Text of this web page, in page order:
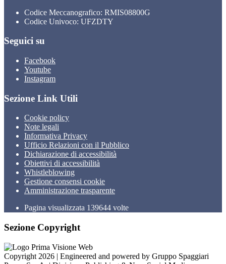
Codice Meccanografico: RMIS08800G
Codice Univoco: UFZDTY
Seguici su
Facebook
Youtube
Instagram
Sezione Link Utili
Cookie policy
Note legali
Informativa Privacy
Ufficio Relazioni con il Pubblico
Dichiarazione di accessibilità
Obiettivi di accessibilità
Whistleblowing
Gestione consensi cookie
Amministrazione trasparente
Pagina visualizzata 139644 volte
Sezione Copyright
Copyright 2026 | Engineered and powered by Gruppo Spaggiari